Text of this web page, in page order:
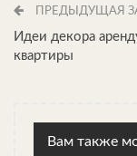
высокими
деталью
Травянистый
Растёт в высоту до
ПРЕДЫДУЩАЯ
Идеи декора
квартиры
Вам также